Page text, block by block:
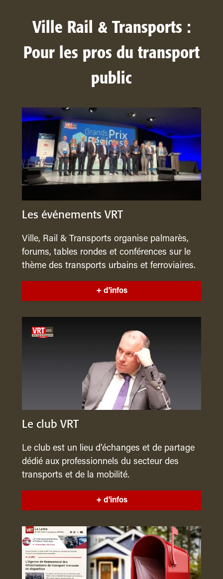
Ville Rail & Transports :
Pour les pros du transport
public
Les événements VRT
Ville, Rail & Transports organise palmarès,
forums, tables rondes et conférences sur le
thème des transports urbains et ferroviaires.
+ d'infos
Le club VRT
Le club est un lieu d’échanges et de partage
dédié aux professionnels du secteur des
transports et de la mobilité.
+ d'infos